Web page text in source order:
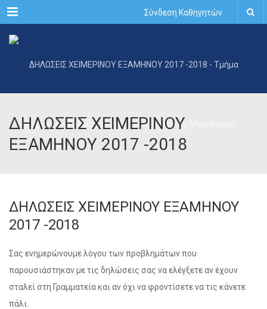
Menu Σύνδεση Καθηγητών
ΔΗΛΩΣΕΙΣ ΧΕΙΜΕΡΙΝΟΥ
ΕΞΑΜΗΝΟΥ 2017 -2018
ΔΗΛΩΣΕΙΣ ΧΕΙΜΕΡΙΝΟΥ ΕΞΑΜΗΝΟΥ
2017 -2018
Σας ενημερώνουμε λόγου των προβλημάτων που
παρουσιάστηκαν με τις δηλώσεις σας να ελέγξετε αν έχουν
σταλεί στη Γραμματεία και αν όχι να φροντίσετε να τις κάνετε
πάλι.